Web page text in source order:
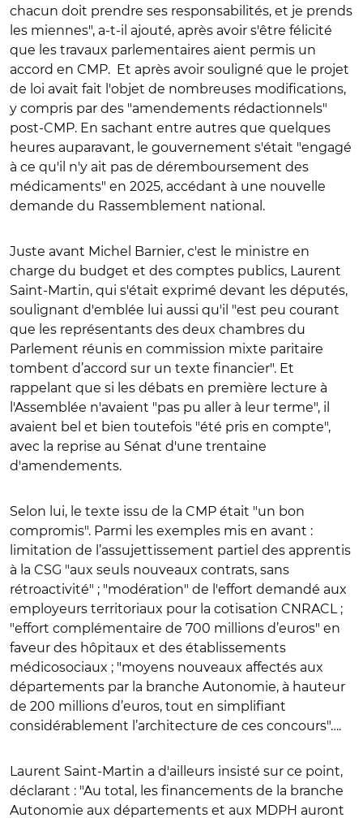
chacun doit prendre ses responsabilités, et je prends
les miennes", a-t-il ajouté, après avoir s'être félicité
que les travaux parlementaires aient permis un
accord en CMP. Et après avoir souligné que le projet
de loi avait fait l'objet de nombreuses modifications,
y compris par des "amendements rédactionnels"
post-CMP. En sachant entre autres que quelques
heures auparavant, le gouvernement s'était "engagé
à ce qu'il n'y ait pas de déremboursement des
médicaments" en 2025, accédant à une nouvelle
demande du Rassemblement national.
Juste avant Michel Barnier, c'est le ministre en
charge du budget et des comptes publics, Laurent
Saint-Martin, qui s'était exprimé devant les députés,
soulignant d'emblée lui aussi qu'il "est peu courant
que les représentants des deux chambres du
Parlement réunis en commission mixte paritaire
tombent d’accord sur un texte financier". Et
rappelant que si les débats en première lecture à
l'Assemblée n'avaient "pas pu aller à leur terme", il
avaient bel et bien toutefois "été pris en compte",
avec la reprise au Sénat d'une trentaine
d'amendements.
Selon lui, le texte issu de la CMP était "un bon
compromis". Parmi les exemples mis en avant :
limitation de l’assujettissement partiel des apprentis
à la CSG "aux seuls nouveaux contrats, sans
rétroactivité" ; "modération" de l'effort demandé aux
employeurs territoriaux pour la cotisation CNRACL ;
"effort complémentaire de 700 millions d’euros" en
faveur des hôpitaux et des établissements
médicosociaux ; "moyens nouveaux affectés aux
départements par la branche Autonomie, à hauteur
de 200 millions d’euros, tout en simplifiant
considérablement l’architecture de ces concours"….
Laurent Saint-Martin a d'ailleurs insisté sur ce point,
déclarant : "Au total, les financements de la branche
Autonomie aux départements et aux MDPH auront